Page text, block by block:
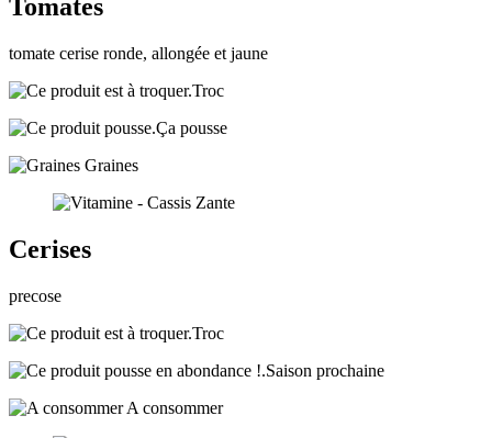
Tomates
tomate cerise ronde, allongée et jaune
Troc
Ça pousse
Graines
Cerises
precose
Troc
Saison prochaine
A consommer